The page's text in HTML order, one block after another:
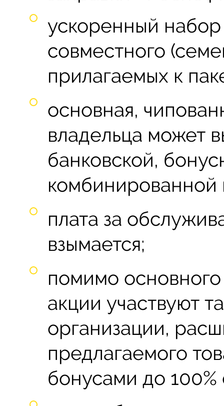
ускоренный
совместного
прилагаемых к
основная,
владельца может
банковской,
комбинированной
плата за
взымается;
помимо
акции участвуют
организации,
предлагаемого
бонусами до 100%